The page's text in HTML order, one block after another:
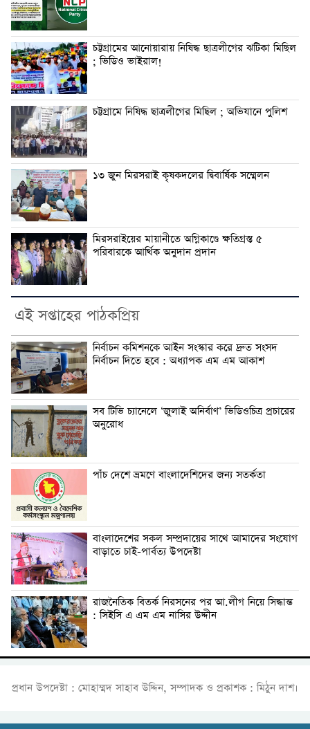
চট্টগ্রামের আনোয়ারায় নিষিদ্ধ ছাত্রলীগের ঝটিকা মিছিল
; ভিডিও ভাইরাল!
চট্টগ্রামে নিষিদ্ধ ছাত্রলীগের মিছিল ; অভিযানে পুলিশ
১৩ জুন মিরসরাই কৃষকদলের দ্বিবার্ষিক সম্মেলন
মিরসরাইয়ের মায়ানীতে অগ্নিকাণ্ডে ক্ষতিগ্রস্ত ৫
পরিবারকে আর্থিক অনুদান প্রদান
এই সপ্তাহের পাঠকপ্রিয়
নির্বাচন কমিশনকে আইন সংস্কার করে দ্রুত সংসদ
নির্বাচন দিতে হবে : অধ্যাপক এম এম আকাশ
সব টিভি চ্যানেলে ‘জুলাই অনির্বাণ’ ভিডিওচিত্র প্রচারের
অনুরোধ
পাঁচ দেশে ভ্রমণে বাংলাদেশিদের জন্য সতর্কতা
বাংলাদেশের সকল সম্প্রদায়ের সাথে আমাদের সংযোগ
বাড়াতে চাই-পার্বত্য উপদেষ্টা
রাজনৈতিক বিতর্ক নিরসনের পর আ.লীগ নিয়ে সিদ্ধান্ত
: সিইসি এ এম এম নাসির উদ্দীন
প্রধান উপদেষ্টা : মোহাম্মদ সাহাব উদ্দিন, সম্পাদক ও প্রকাশক : মিঠুন দাশ।